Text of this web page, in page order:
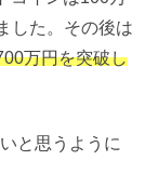
した。その後は
万円を突破し
と思うように